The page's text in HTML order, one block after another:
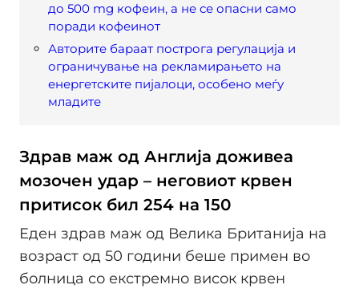
до 500 mg кофеин, а не се опасни само
поради кофеинот
Авторите бараат построга регулација и
ограничување на рекламирањето на
енергетските пијалоци, особено меѓу
младите
Здрав маж од Англија доживеа
мозочен удар – неговиот крвен
притисок бил 254 на 150
Еден здрав маж од Велика Британија на
возраст од 50 години беше примен во
болница со екстремно висок крвен